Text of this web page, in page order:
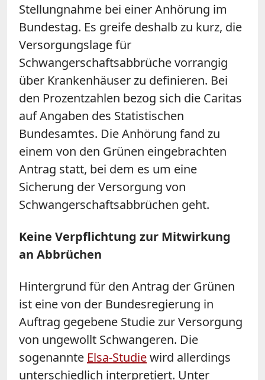
Stellungnahme bei einer Anhörung im
Bundestag. Es greife deshalb zu kurz, die
Versorgungslage für
Schwangerschaftsabbrüche vorrangig
über Krankenhäuser zu definieren. Bei
den Prozentzahlen bezog sich die Caritas
auf Angaben des Statistischen
Bundesamtes. Die Anhörung fand zu
einem von den Grünen eingebrachten
Antrag statt, bei dem es um eine
Sicherung der Versorgung von
Schwangerschaftsabbrüchen geht.
Keine Verpflichtung zur Mitwirkung
an Abbrüchen
Hintergrund für den Antrag der Grünen
ist eine von der Bundesregierung in
Auftrag gegebene Studie zur Versorgung
von ungewollt Schwangeren. Die
sogenannte Elsa-Studiewird allerdings
unterschiedlich interpretiert. Unter